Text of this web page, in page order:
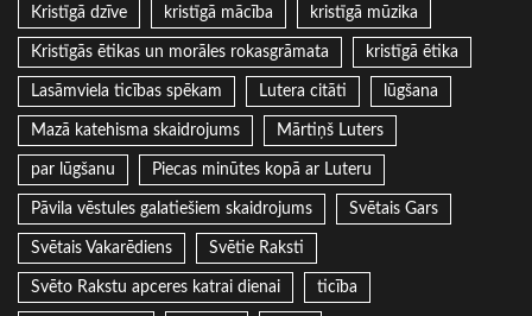
Kristīgā dzīve kristīgā mācība kristīgā mūzika
Kristīgās ētikas un morāles rokasgrāmata kristīgā ētika
Lasāmviela ticības spēkam Lutera citāti lūgšana
Mazā katehisma skaidrojums Mārtiņš Luters
par lūgšanu Piecas minūtes kopā ar Luteru
Pāvila vēstules galatiešiem skaidrojums Svētais Gars
Svētais Vakarēdiens Svētie Raksti
Svēto Rakstu apceres katrai dienai ticība